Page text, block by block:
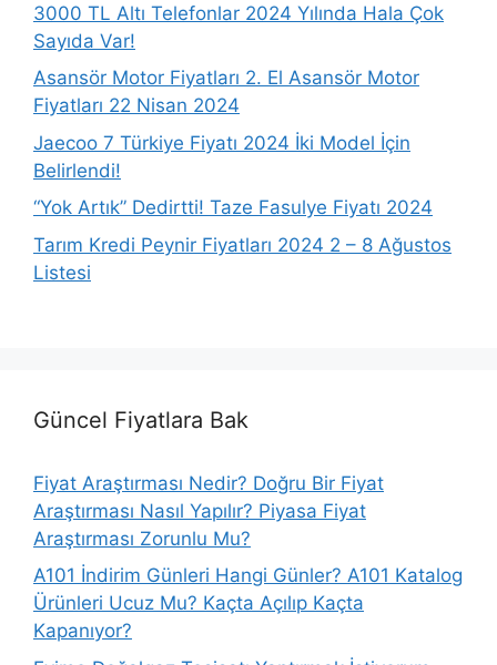
3000 TL Altı Telefonlar 2024 Yılında Hala Çok
Sayıda Var!
Asansör Motor Fiyatları 2. El Asansör Motor
Fiyatları 22 Nisan 2024
Jaecoo 7 Türkiye Fiyatı 2024 İki Model İçin
Belirlendi!
“Yok Artık” Dedirtti! Taze Fasulye Fiyatı 2024
Tarım Kredi Peynir Fiyatları 2024 2 – 8 Ağustos
Listesi
Güncel Fiyatlara Bak
Fiyat Araştırması Nedir? Doğru Bir Fiyat
Araştırması Nasıl Yapılır? Piyasa Fiyat
Araştırması Zorunlu Mu?
A101 İndirim Günleri Hangi Günler? A101 Katalog
Ürünleri Ucuz Mu? Kaçta Açılıp Kaçta
Kapanıyor?